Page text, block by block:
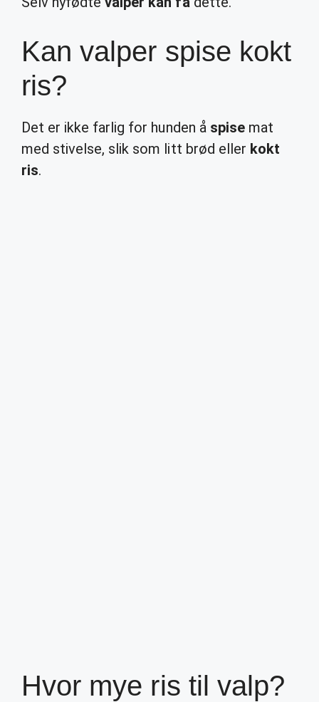
Kan valper spise kokt
ris?
Det er ikke farlig for hunden å spisemat
med stivelse, slik som litt brød eller kokt
ris.
Hvor mye ris til valp?